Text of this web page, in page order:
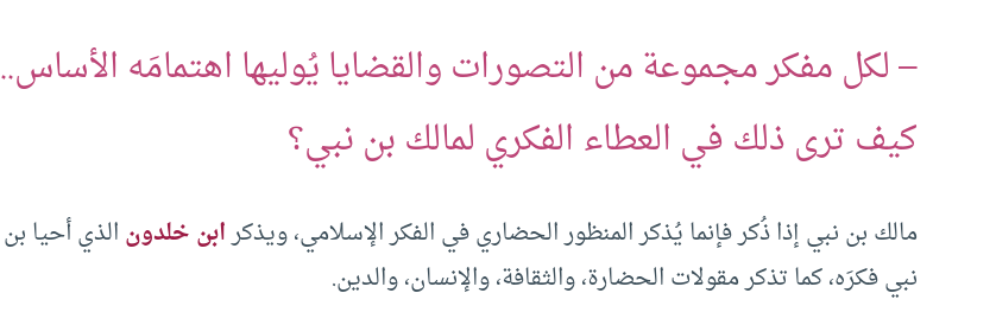
– لكل مفكر مجموعة من التصورات والقضايا يُوليها اهتمامَه الأساس..
كيف ترى ذلك في العطاء الفكري لمالك بن نبي؟
مالك بن نبي إذا ذُكر فإنما يُذكر المنظور الحضاري في الفكر الإسلامي، ويذكرابن خلدونالذي أحيا بن
نبي فكرَه، كما تذكر مقولات الحضارة، والثقافة، والإنسان، والدين.